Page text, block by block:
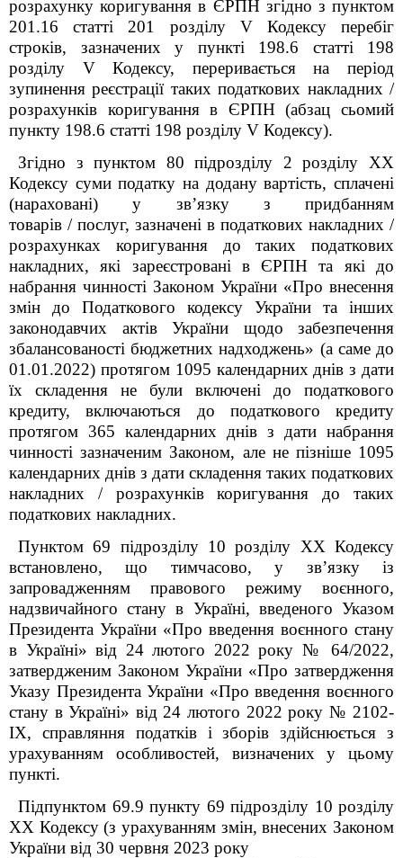
розрахунку коригування в ЄРПН згідно з пунктом
201.16 статті 201 розділу V Кодексу перебіг
строків, зазначених у пункті 198.6 статті 198
розділу V Кодексу, переривається на період
зупинення реєстрації таких податкових накладних /
розрахунків коригування в ЄРПН (абзац сьомий
пункту 198.6 статті 198 розділу V Кодексу).
Згідно з пунктом 80 підрозділу 2 розділу XX
Кодексу суми податку на додану вартість, сплачені
(нараховані) у зв’язку з придбанням
товарів / послуг, зазначені в податкових накладних /
розрахунках коригування до таких податкових
накладних, які зареєстровані в ЄРПН та які до
набрання чинності Законом України «Про внесення
змін до Податкового кодексу України та інших
законодавчих актів України щодо забезпечення
збалансованості бюджетних надходжень» (а саме до
01.01.2022) протягом 1095 календарних днів з дати
їх складення не були включені до податкового
кредиту, включаються до податкового кредиту
протягом 365 календарних днів з дати набрання
чинності зазначеним Законом, але не пізніше 1095
календарних днів з дати складення таких податкових
накладних / розрахунків коригування до таких
податкових накладних.
Пунктом 69 підрозділу 10 розділу XX Кодексу
встановлено, що тимчасово, у зв’язку із
запровадженням правового режиму воєнного,
надзвичайного стану в Україні, введеного Указом
Президента України «Про введення воєнного стану
в Україні» від 24 лютого 2022 року № 64/2022,
затвердженим Законом України «Про затвердження
Указу Президента України «Про введення воєнного
стану в Україні» від 24 лютого 2022 року № 2102-
IX, справляння податків і зборів здійснюється з
урахуванням особливостей, визначених у цьому
пункті.
Підпунктом 69.9 пункту 69 підрозділу 10 розділу
XX Кодексу (з урахуванням змін, внесених Законом
України від 30 червня 2023 року